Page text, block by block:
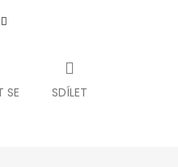
SE SDÍLET